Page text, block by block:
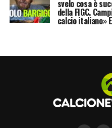
svelo cosa è
della FIGC.
calcio italiano»